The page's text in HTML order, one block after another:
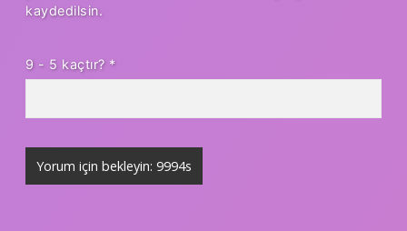
kaydedilsin.
9 - 5 kaçtır? *